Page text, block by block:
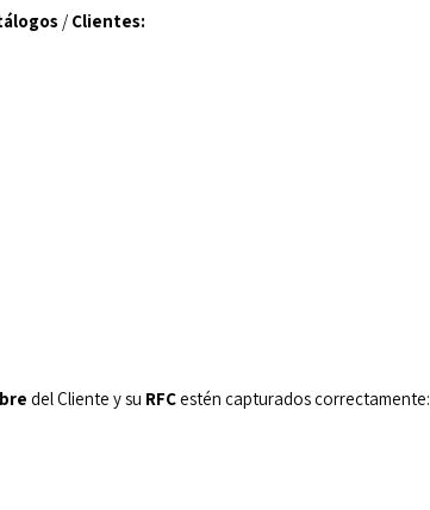
/ Clientes:
del Cliente y su RFC estén capturados correctamente: